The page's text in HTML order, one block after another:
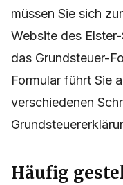
müssen Sie sich
Website des
das Grundsteuer-
Formular führt Sie
verschiedenen
Häufig